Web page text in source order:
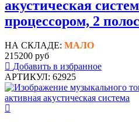
акустическая
процессором, 2
НА СКЛАДЕ: МАЛО
215200 руб
Добавить в избранное
АРТИКУЛ: 62925